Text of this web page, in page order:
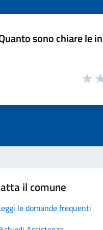
sono chiare le
il comune
le domande frequenti